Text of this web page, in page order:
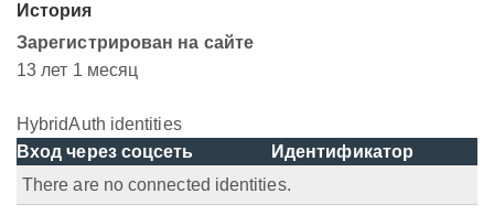
История
Зарегистрирован на сайте
13 лет 1 месяц
HybridAuth identities
Вход через соцсеть
Идентификатор
There are no connected identities.